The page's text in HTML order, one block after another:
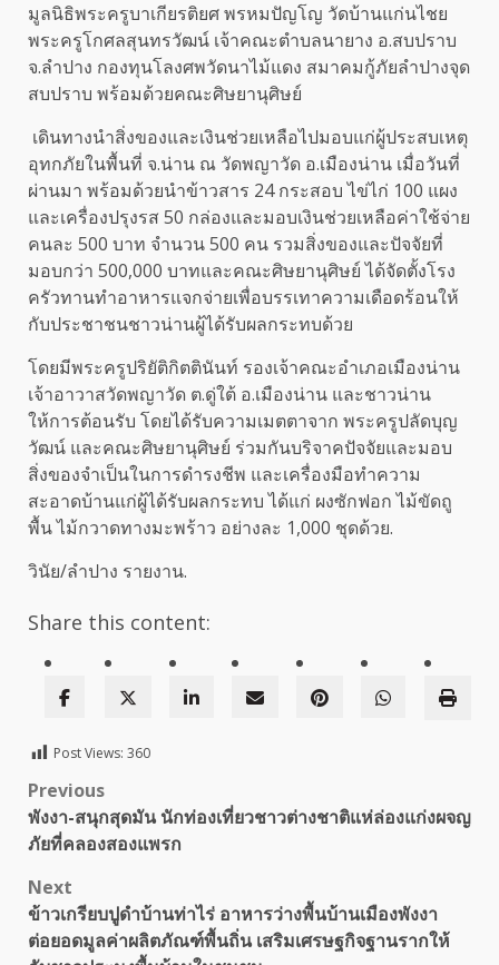
มูลนิธิพระครูบาเกียรติยศ พรหมปัญโญ วัดบ้านแก่นไชย
พระครูโกศลสุนทรวัฒน์ เจ้าคณะตำบลนายาง อ.สบปราบ
จ.ลำปาง กองทุนโลงศพวัดนาไม้แดง สมาคมกู้ภัยลำปางจุด
สบปราบ พร้อมด้วยคณะศิษยานุศิษย์
เดินทางนำสิ่งของและเงินช่วยเหลือไปมอบแก่ผู้ประสบเหตุ
อุทกภัยในพื้นที่ จ.น่าน ณ วัดพญาวัด อ.เมืองน่าน เมื่อวันที่
ผ่านมา พร้อมด้วยนำข้าวสาร 24 กระสอบ ไข่ไก่ 100 แผง
และเครื่องปรุงรส 50 กล่องและมอบเงินช่วยเหลือค่าใช้จ่าย
คนละ 500 บาท จำนวน 500 คน รวมสิ่งของและปัจจัยที่
มอบกว่า 500,000 บาทและคณะศิษยานุศิษย์ ได้จัดตั้งโรง
ครัวทานทำอาหารแจกจ่ายเพื่อบรรเทาความเดือดร้อนให้
กับประชาชนชาวน่านผู้ได้รับผลกระทบด้วย
โดยมีพระครูปริยัติกิตตินันท์ รองเจ้าคณะอำเภอเมืองน่าน
เจ้าอาวาสวัดพญาวัด ต.ดู่ใต้ อ.เมืองน่าน และชาวน่าน
ให้การต้อนรับ โดยได้รับความเมตตาจาก พระครูปลัดบุญ
วัฒน์ และคณะศิษยานุศิษย์ ร่วมกันบริจาคปัจจัยและมอบ
สิ่งของจำเป็นในการดำรงชีพ และเครื่องมือทำความ
สะอาดบ้านแก่ผู้ได้รับผลกระทบ ได้แก่ ผงซักฟอก ไม้ขัดถู
พื้น ไม้กวาดทางมะพร้าว อย่างละ 1,000 ชุดด้วย.
วินัย/ลำปาง รายงาน.
Share this content:
Post Views: 360
Post
navigation
Previous
พังงา-สนุกสุดมัน นักท่องเที่ยวชาวต่างชาติแห่ล่องแก่งผจญ
ภัยที่คลองสองแพรก
Next
ข้าวเกรียบปูดำบ้านท่าไร่ อาหารว่างพื้นบ้านเมืองพังงา
ต่อยอดมูลค่าผลิตภัณฑ์พื้นถิ่น เสริมเศรษฐกิจฐานรากให้